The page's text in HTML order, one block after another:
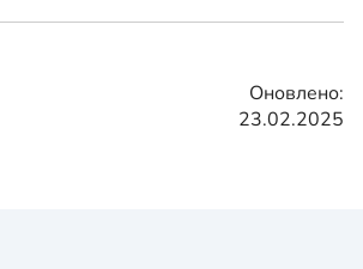
Оновлено:
23.02.2025